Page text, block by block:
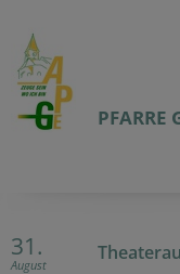
PFARRE
31.
August